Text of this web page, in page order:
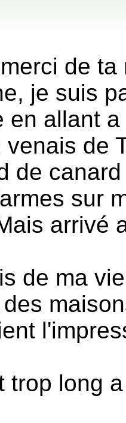
de
je suis
en allant
venais de
de
sur
arrivé
de ma
trop long